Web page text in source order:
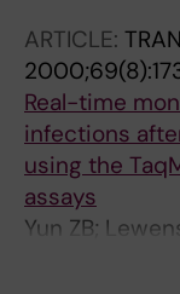
ARTICLE:
Real-time
infections
using the
assays
Yun ZB;